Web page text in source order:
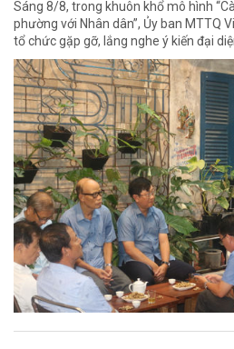
Sáng 8/8, trong khuôn khổ mô hình
phường với Nhân dân”, Ủy ban MTTQ
tổ chức gặp gỡ, lắng nghe ý kiến đại